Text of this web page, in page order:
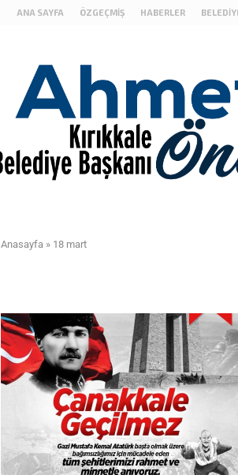
ANA SAYFA ÖZGEÇMIŞ HABERLER
Anasayfa » 18 mart